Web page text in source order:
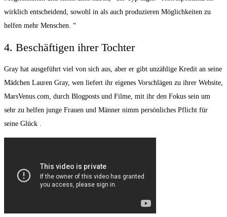
wirklich entscheidend, sowohl in als auch produzieren Möglichkeiten zu
helfen mehr Menschen. “
4. Beschäftigen ihrer Tochter
Gray hat ausgeführt viel von sich aus, aber er gibt unzählige Kredit an seine
Mädchen Lauren Gray, wen liefert ihr eigenes Vorschlägen zu ihrer Website,
MarsVenus.com, durch Blogposts und Filme, mit ihr den Fokus sein um
sehr zu helfen junge Frauen und Männer nimm persönliches Pflicht für
seine Glück .